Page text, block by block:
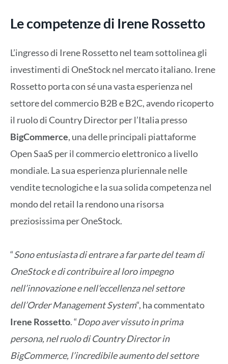
Le competenze di Irene Rossetto
L’ingresso di Irene Rossetto nel team sottolinea gli
investimenti di OneStock nel mercato italiano. Irene
Rossetto porta con sé una vasta esperienza nel
settore del commercio B2B e B2C, avendo ricoperto
il ruolo di Country Director per l’Italia presso
BigCommerce, una delle principali piattaforme
Open SaaS per il commercio elettronico a livello
mondiale. La sua esperienza pluriennale nelle
vendite tecnologiche e la sua solida competenza nel
mondo del retail la rendono una risorsa
preziosissima per OneStock.
“Sono entusiasta di entrare a far parte del team di
OneStock e di contribuire al loro impegno
nell’innovazione e nell’eccellenza nel settore
dell’Order Management System“, ha commentato
Irene Rossetto. “Dopo aver vissuto in prima
persona, nel ruolo di Country Director in
BigCommerce, l’incredibile aumento del settore